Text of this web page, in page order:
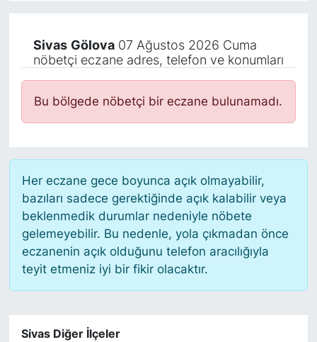
Sivas Gölova07 Ağustos 2026 Cuma
nöbetçi eczane adres, telefon ve konumları
Bu bölgede nöbetçi bir eczane bulunamadı.
Her eczane gece boyunca açık olmayabilir,
bazıları sadece gerektiğinde açık kalabilir veya
beklenmedik durumlar nedeniyle nöbete
gelemeyebilir. Bu nedenle, yola çıkmadan önce
eczanenin açık olduğunu telefon aracılığıyla
teyit etmeniz iyi bir fikir olacaktır.
Sivas Diğer İlçeler
KÖŞE YAZILARI (Arşiv)
KÜLTÜR SANAT
SAĞLIK
SARIYER HABERLERİ
SARIYER İMAR BARIŞI